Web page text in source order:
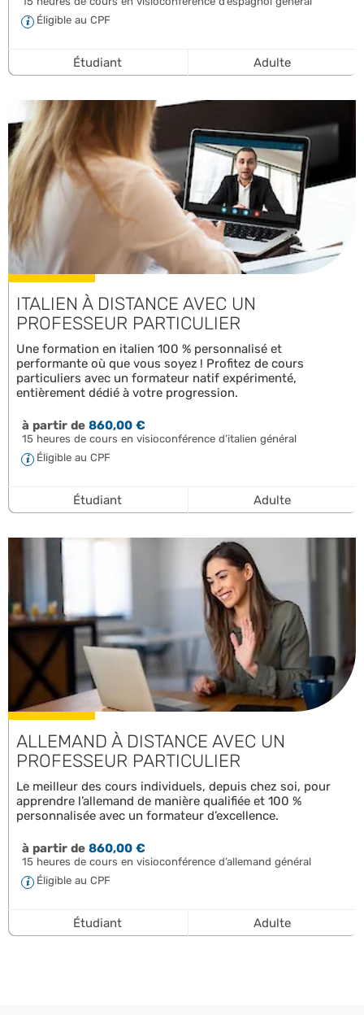
Éligible au CPF
Étudiant Adulte
ITALIEN À DISTANCE AVEC UN
PROFESSEUR PARTICULIER
Une formation en italien 100 % personnalisé et
performante où que vous soyez ! Profitez de cours
particuliers avec un formateur natif expérimenté,
entièrement dédié à votre progression.
à partir de860,00 €
15 heures de cours en visioconférence d’italien général
Éligible au CPF
Étudiant Adulte
ALLEMAND À DISTANCE AVEC UN
PROFESSEUR PARTICULIER
Le meilleur des cours individuels, depuis chez soi, pour
apprendre l’allemand de manière qualifiée et 100 %
personnalisée avec un formateur d’excellence.
à partir de860,00 €
15 heures de cours en visioconférence d’allemand général
Éligible au CPF
Étudiant Adulte